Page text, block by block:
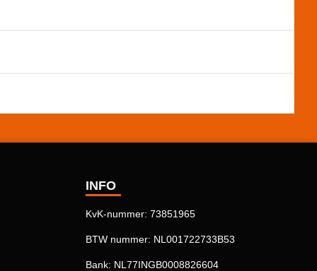
INFO
KvK-nummer: 73851965
BTW nummer: NL001722733B53
Bank: NL77INGB0008826604